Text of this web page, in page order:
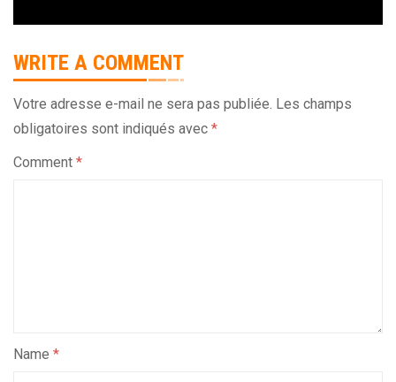
WRITE A COMMENT
Votre adresse e-mail ne sera pas publiée. Les champs
obligatoires sont indiqués avec *
Comment *
Name *